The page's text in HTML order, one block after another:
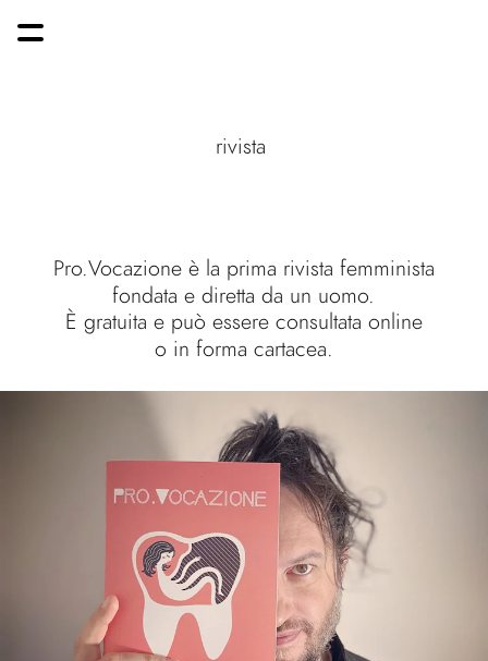
rivista
Pro.Vocazione è la prima rivista femminista
fondata e diretta da un uomo.
È gratuita e può essere consultata online
o in forma cartacea.